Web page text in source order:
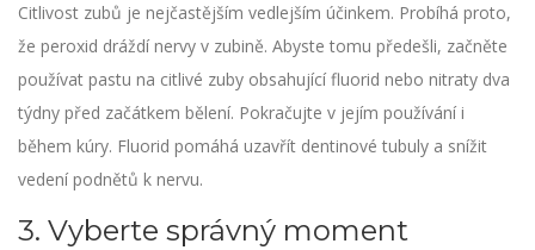
Citlivost zubů je nejčastějším vedlejším účinkem. Probíhá proto,
že peroxid dráždí nervy v zubině. Abyste tomu předešli, začněte
používat pastu na citlivé zuby obsahující fluorid nebo nitraty dva
týdny před začátkem bělení. Pokračujte v jejím používání i
během kúry. Fluorid pomáhá uzavřít dentinové tubuly a snížit
vedení podnětů k nervu.
3. Vyberte správný moment